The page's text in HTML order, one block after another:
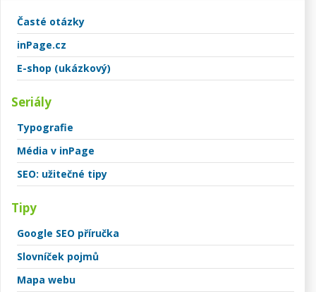
Časté otázky
inPage.cz
E-shop (ukázkový)
Seriály
Typografie
Média v inPage
SEO: užitečné tipy
Tipy
Google SEO příručka
Slovníček pojmů
Mapa webu